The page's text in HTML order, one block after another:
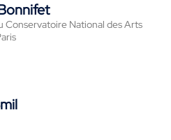
Conservatoire National des Arts